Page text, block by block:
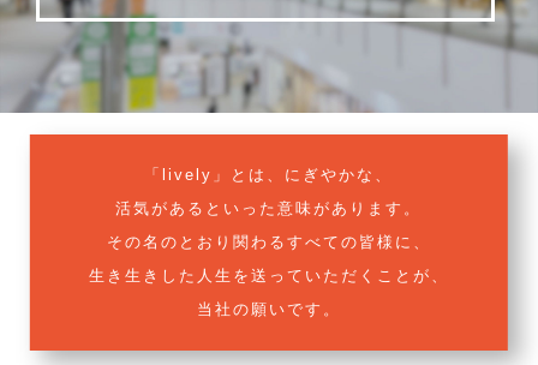
「lively」とは、にぎやかな、
活気があるといった意味があります。
その名のとおり関わるすべての皆様に、
生き生きした人生を送っていただくことが、
当社の願いです。